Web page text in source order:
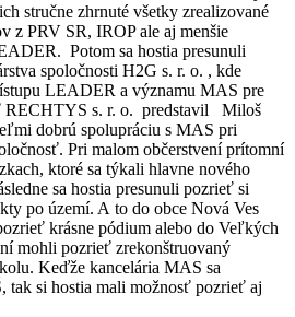
stručne zhrnuté všetky zrealizované
z PRV SR, IROP ale aj menšie
Potom sa hostia presunuli
spoločnosti H2G s. r. o. , kde
LEADER a významu MAS pre
RECHTYS s. r. o. predstavil Miloš
dobrú spolupráciu s MAS pri
Pri malom občerstvení prítomní
ktoré sa týkali hlavne nového
sa hostia presunuli pozrieť si
po území. A to do obce Nová Ves
krásne pódium alebo do Veľkých
mohli pozrieť zrekonštruovaný
Keďže kancelária MAS sa
tak si hostia mali možnosť pozrieť aj